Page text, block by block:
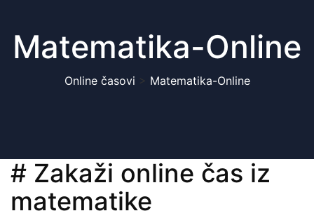
Matematika-Online
Online časovi > Matematika-Online
# Zakaži online čas iz
matematike